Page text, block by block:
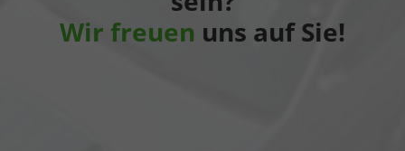
Wir freuen uns auf Sie!